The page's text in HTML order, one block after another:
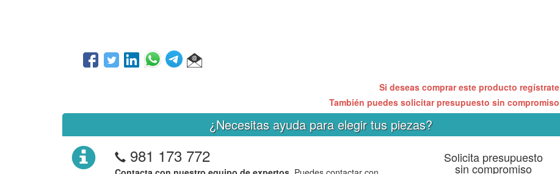
Si deseas comprar este producto regístrate
También puedes solicitar presupuesto sin compromiso
¿Necesitas ayuda para elegir tus piezas?
981 173 772 Solicita presupuesto
sin compromiso